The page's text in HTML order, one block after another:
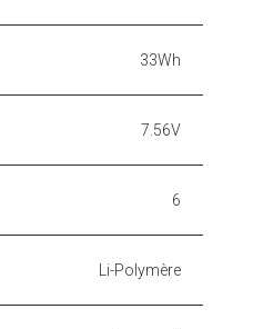
33Wh
7.56V
6
Li-Polymère